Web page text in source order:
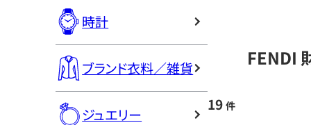
時計
ブランド衣料／雑貨
ジュエリー
FENDI
19 件